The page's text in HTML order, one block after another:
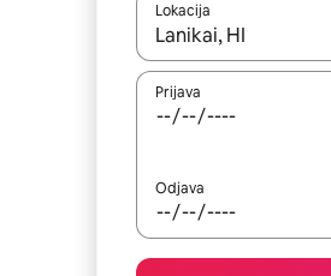
Lokacija
Kad su rezultati
Prijava
Odjava